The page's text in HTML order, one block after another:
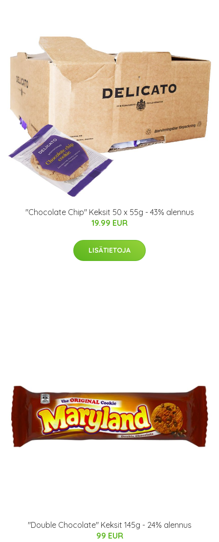
"Chocolate Chip" Keksit 50 x 55g - 43% alennus
19.99 EUR
LISÄTIETOJA
"Double Chocolate" Keksit 145g - 24% alennus
99 EUR